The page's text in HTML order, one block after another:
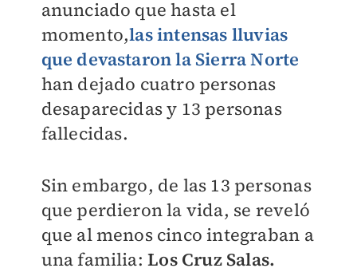
anunciado que hasta el
momento,las intensas lluvias
que devastaron la Sierra Norte
han dejado cuatro personas
desaparecidas y 13 personas
fallecidas.
Sin embargo, de las 13 personas
que perdieron la vida, se reveló
que al menos cinco integraban a
una familia:Los Cruz Salas.